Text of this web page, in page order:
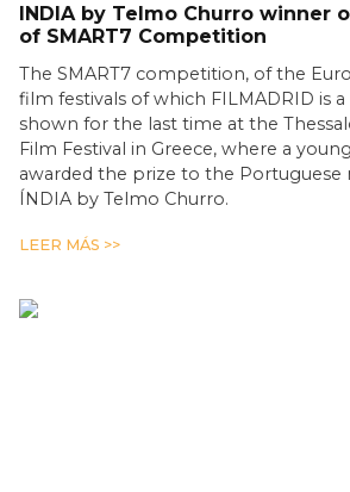
INDIA by Telmo Churro winner
of SMART7 Competition
The SMART7 competition, of the
film festivals of which FILMADRID is
shown for the last time at the
Film Festival in Greece, where a
awarded the prize to the Portuguese
ÍNDIA by Telmo Churro.
LEER MÁS >>